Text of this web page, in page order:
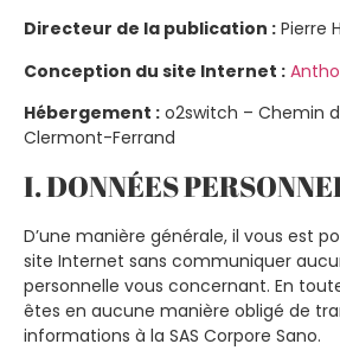
Directeur de la publication : Pierre
Conception du site Internet :
Hébergement : o2switch – Chemin
Clermont-Ferrand
I. DONNÉES
D’une manière générale, il vous est
site Internet sans communiquer
personnelle vous concernant. En
êtes en aucune manière obligé de
informations à la SAS Corpore Sano.